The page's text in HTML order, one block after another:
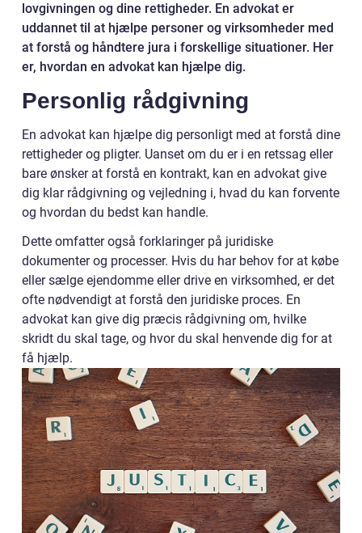
lovgivningen og dine rettigheder. En advokat er
uddannet til at hjælpe personer og virksomheder med
at forstå og håndtere jura i forskellige situationer. Her
er, hvordan en advokat kan hjælpe dig.
Personlig rådgivning
En advokat kan hjælpe dig personligt med at forstå dine
rettigheder og pligter. Uanset om du er i en retssag eller
bare ønsker at forstå en kontrakt, kan en advokat give
dig klar rådgivning og vejledning i, hvad du kan forvente
og hvordan du bedst kan handle.
Dette omfatter også forklaringer på juridiske
dokumenter og processer. Hvis du har behov for at købe
eller sælge ejendomme eller drive en virksomhed, er det
ofte nødvendigt at forstå den juridiske proces. En
advokat kan give dig præcis rådgivning om, hvilke
skridt du skal tage, og hvor du skal henvende dig for at
få hjælp.